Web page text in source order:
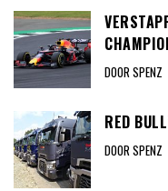
DOOR SPENZ
RED
DOOR SPENZ